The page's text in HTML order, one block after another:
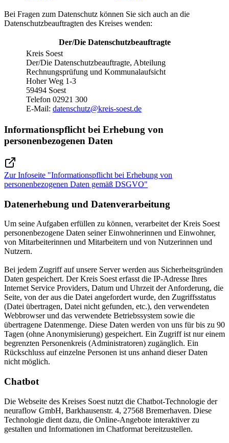
Bei Fragen zum Datenschutz können Sie sich auch an die
Datenschutzbeauftragten des Kreises wenden:
Der/Die Datenschutzbeauftragte
Kreis Soest
Der/Die Datenschutzbeauftragte, Abteilung
Rechnungsprüfung und Kommunalaufsicht
Hoher Weg 1-3
59494 Soest
Telefon 02921 300
E-Mail: datenschutz@kreis-soest.de
Informationspflicht bei Erhebung von
personenbezogenen Daten
Zur Infoseite "Informationspflicht bei Erhebung von
personenbezogenen Daten gemäß DSGVO"
Datenerhebung und Datenverarbeitung
Um seine Aufgaben erfüllen zu können, verarbeitet der Kreis Soest
personenbezogene Daten seiner Einwohnerinnen und Einwohner,
von Mitarbeiterinnen und Mitarbeitern und von Nutzerinnen und
Nutzern.
Bei jedem Zugriff auf unsere Server werden aus Sicherheitsgründen
Daten gespeichert. Der Kreis Soest erfasst die IP-Adresse Ihres
Internet Service Providers, Datum und Uhrzeit der Anforderung, die
Seite, von der aus die Datei angefordert wurde, den Zugriffsstatus
(Datei übertragen, Datei nicht gefunden, etc.), den verwendeten
Webbrowser und das verwendete Betriebssystem sowie die
übertragene Datenmenge. Diese Daten werden von uns für bis zu 90
Tagen (ohne Anonymisierung) gespeichert. Ein Zugriff ist nur einem
begrenzten Personenkreis (Administratoren) zugänglich. Ein
Rückschluss auf einzelne Personen ist uns anhand dieser Daten
nicht möglich.
Chatbot
Die Webseite des Kreises Soest nutzt die Chatbot-Technologie der
neuraflow GmbH, Barkhausenstr. 4, 27568 Bremerhaven. Diese
Technologie dient dazu, die Online-Angebote interaktiver zu
gestalten und Informationen im Chatformat bereitzustellen.